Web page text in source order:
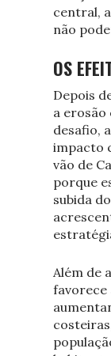
central,
não
OS
Depois
a
desafio,
impacto
vão de
porque
subida
Além de
favorece